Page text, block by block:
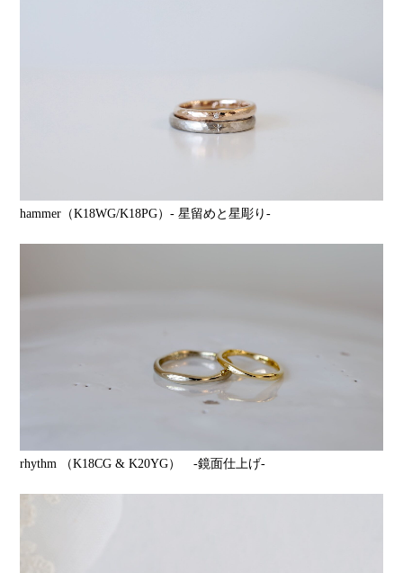
hammer（K18WG/K18PG）- 星留めと星彫り-
rhythm （K18CG & K20YG） -鏡面仕上げ-